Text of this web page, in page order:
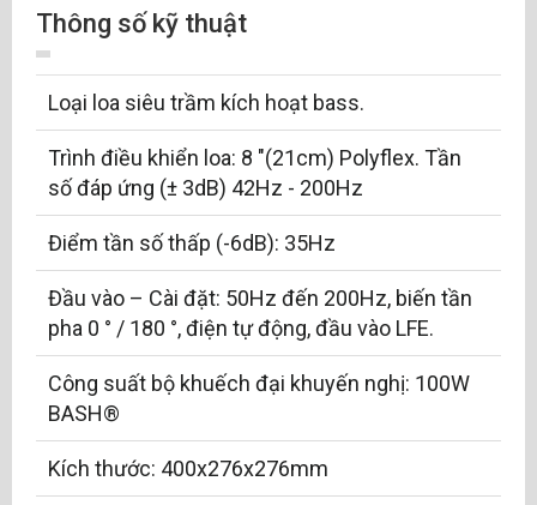
Thông số kỹ thuật
Loại loa siêu trầm kích hoạt bass.
Trình điều khiển loa: 8 "(21cm) Polyflex. Tần
số đáp ứng (± 3dB) 42Hz - 200Hz
Điểm tần số thấp (-6dB): 35Hz
Đầu vào – Cài đặt: 50Hz đến 200Hz, biến tần
pha 0 ° / 180 °, điện tự động, đầu vào LFE.
Công suất bộ khuếch đại khuyến nghị: 100W
BASH®
Kích thước: 400x276x276mm